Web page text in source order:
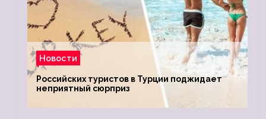
Новости
Российских туристов в Турции поджидает
неприятный сюрприз